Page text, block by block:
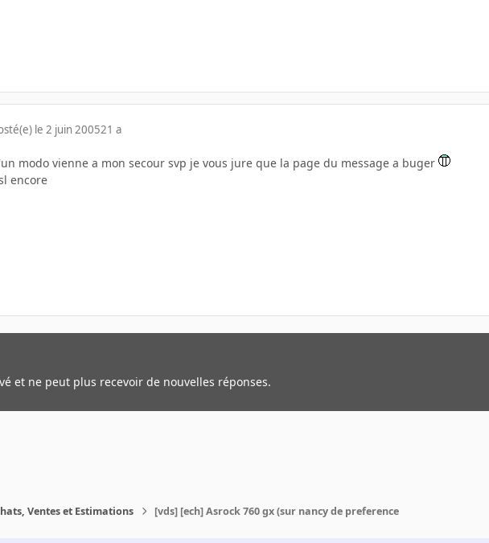
le 2 juin 200521 a
modo vienne a mon secour svp je vous jure que la page du message a buger
encore
et ne peut plus recevoir de nouvelles réponses.
Ventes et Estimations [vds] [ech] Asrock 760 gx (sur nancy de preference